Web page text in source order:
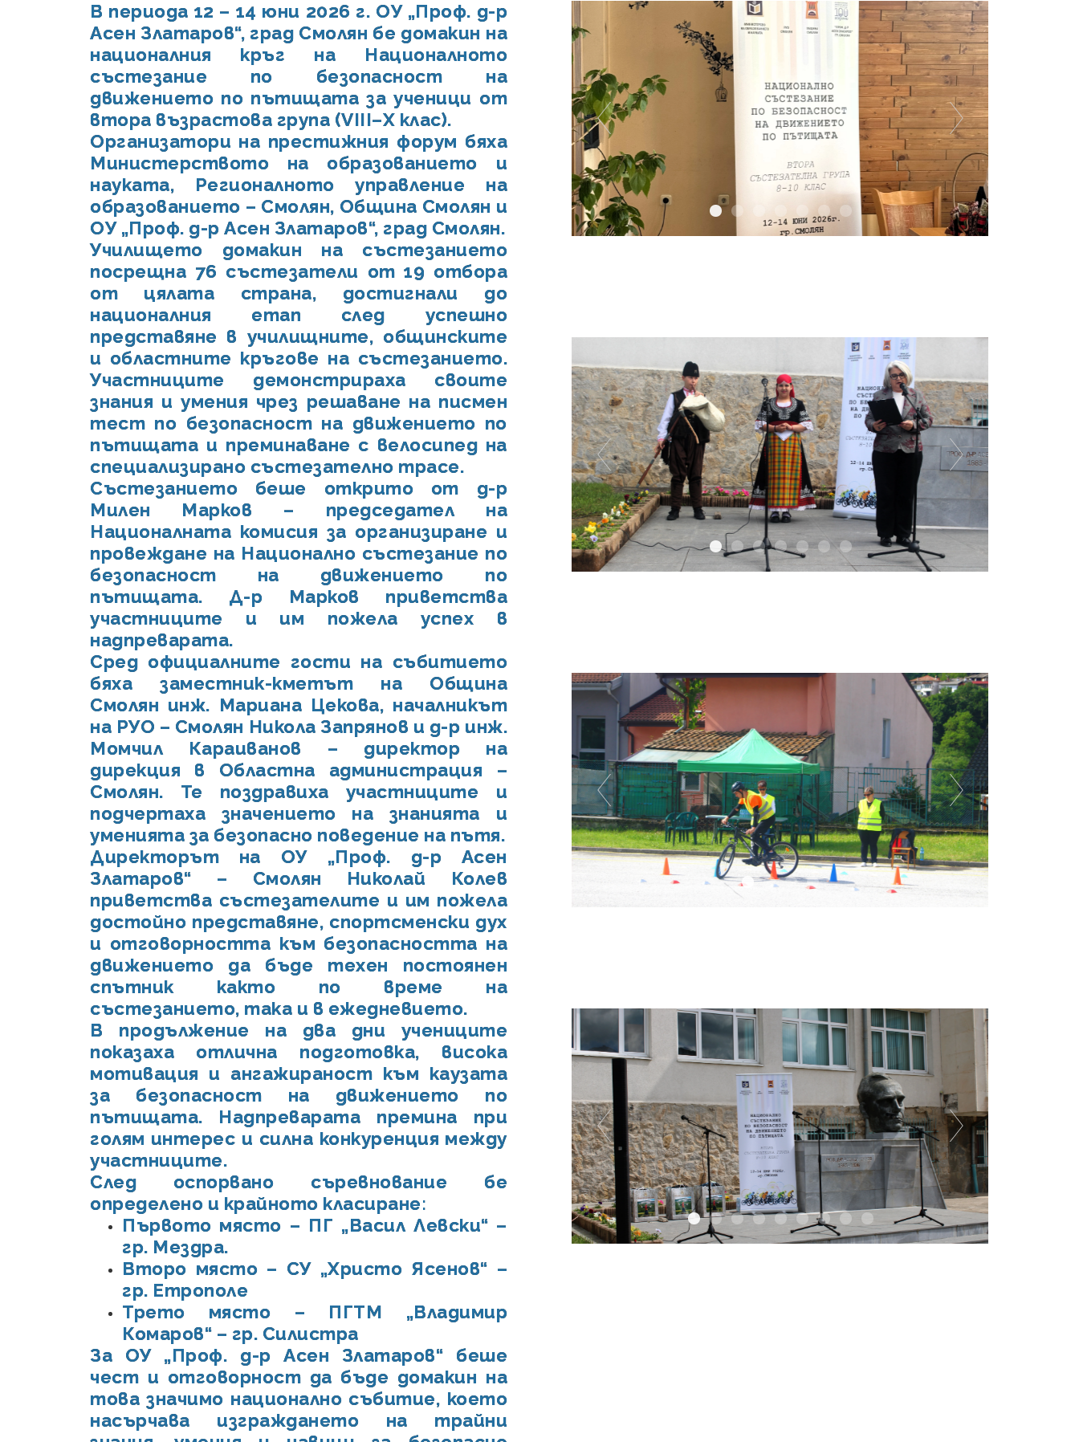
В периода 12 – 14 юни 2026 г. ОУ „Проф. д-р
Асен Златаров“, град Смолян бе домакин на
националния кръг на Националното
състезание по безопасност на
движението по пътищата за ученици от
втора възрастова група (VIII–X клас).
Организатори на престижния форум бяха
Министерството на образованието и
науката, Регионалното управление на
образованието – Смолян, Община Смолян и
ОУ „Проф. д-р Асен Златаров“, град Смолян.
Училището домакин на състезанието
посрещна 76 състезатели от 19 отбора
от цялата страна, достигнали до
националния етап след успешно
представяне в училищните, общинските
и областните кръгове на състезанието.
Участниците демонстрираха своите
знания и умения чрез решаване на писмен
тест по безопасност на движението по
пътищата и преминаване с велосипед на
специализирано състезателно трасе.
Състезанието беше открито от д-р
Милен Марков – председател на
Националната комисия за организиране и
провеждане на Национално състезание по
безопасност на движението по
пътищата. Д-р Марков приветства
участниците и им пожела успех в
надпреварата.
Сред официалните гости на събитието
бяха заместник-кметът на Община
Смолян инж. Мариана Цекова, началникът
на РУО – Смолян Никола Запрянов и д-р инж.
Момчил Караиванов – директор на
дирекция в Областна администрация –
Смолян. Те поздравиха участниците и
подчертаха значението на знанията и
уменията за безопасно поведение на пътя.
Директорът на ОУ „Проф. д-р Асен
Златаров“ – Смолян Николай Колев
приветства състезателите и им пожела
достойно представяне, спортсменски дух
и отговорността към безопасността на
движението да бъде техен постоянен
спътник както по време на
състезанието, така и в ежедневието.
В продължение на два дни учениците
показаха отлична подготовка, висока
мотивация и ангажираност към каузата
за безопасност на движението по
пътищата. Надпреварата премина при
голям интерес и силна конкуренция между
участниците.
След оспорвано съревнование бе
определено и крайното класиране:
Първото място – ПГ „Васил Левски“ –
гр. Мездра.
Второ място – СУ „Христо Ясенов“ –
гр. Етрополе
Трето място – ПГТМ „Владимир
Комаров“ – гр. Силистра
За ОУ „Проф. д-р Асен Златаров“ беше
чест и отговорност да бъде домакин на
това значимо национално събитие, което
насърчава изграждането на трайни